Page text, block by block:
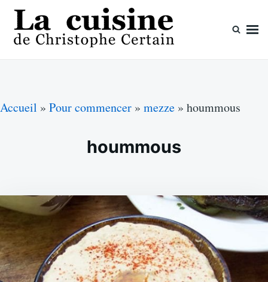
Skip
content
Search
for:
Accueil » Pour commencer » mezze » hoummous
hoummous